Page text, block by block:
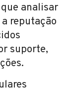
analisar
reputação
suporte,